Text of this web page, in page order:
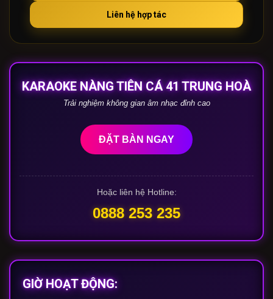
Liên hệ hợp tác
KARAOKE NÀNG TIÊN CÁ 41 TRUNG HOÀ
Trải nghiệm không gian âm nhạc đỉnh cao
ĐẶT BÀN NGAY
Hoặc liên hệ Hotline:
0888 253 235
GIỜ HOẠT ĐỘNG: